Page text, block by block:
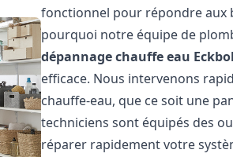
fonctionnel pour répondre aux
pourquoi notre équipe de
dépannage chauffe eau
efficace. Nous intervenons
chauffe-eau, que ce soit une
techniciens sont équipés des
réparer rapidement votre